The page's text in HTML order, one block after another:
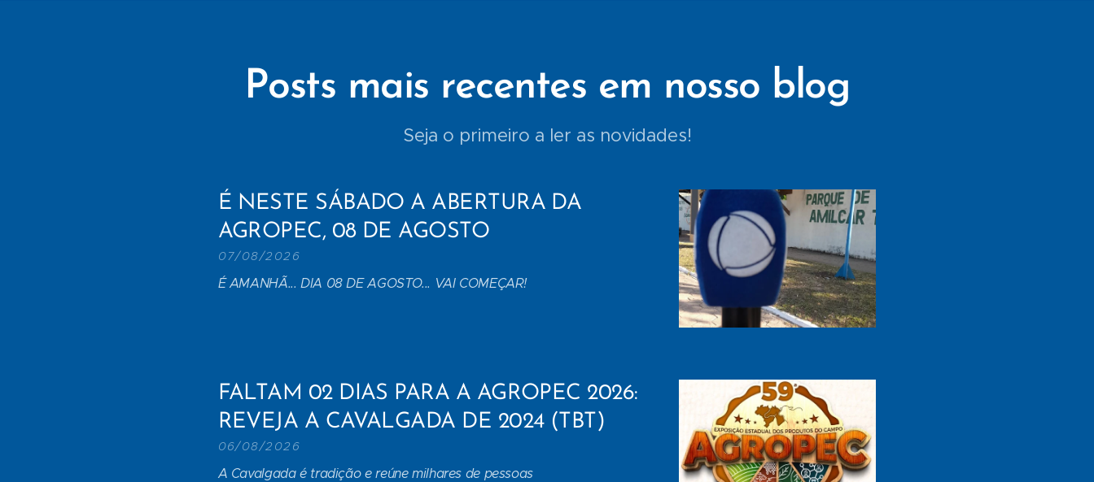
Posts mais recentes em nosso blog
Seja o primeiro a ler as novidades!
É NESTE SÁBADO A ABERTURA DA
AGROPEC, 08 DE AGOSTO
07/08/2026
É AMANHÃ... DIA 08 DE AGOSTO... VAI COMEÇAR!
FALTAM 02 DIAS PARA A AGROPEC 2026:
REVEJA A CAVALGADA DE 2024 (TBT)
06/08/2026
A Cavalgada é tradição e reúne milhares de pessoas